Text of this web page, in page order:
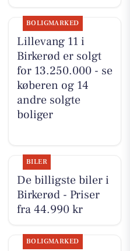
BOLIGMARKED
Lillevang 11 i
Birkerød er solgt
for 13.250.000 - se
køberen og 14
andre solgte
boliger
BILER
De billigste biler i
Birkerød - Priser
fra 44.990 kr
BOLIGMARKED